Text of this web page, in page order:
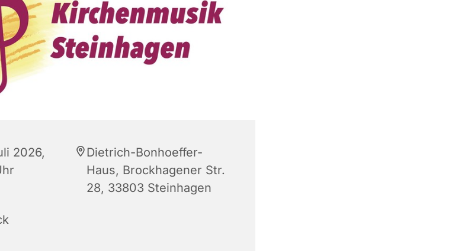
2026,
Dietrich-Bonhoeffer-
Haus, Brockhagener Str.
28, 33803 Steinhagen